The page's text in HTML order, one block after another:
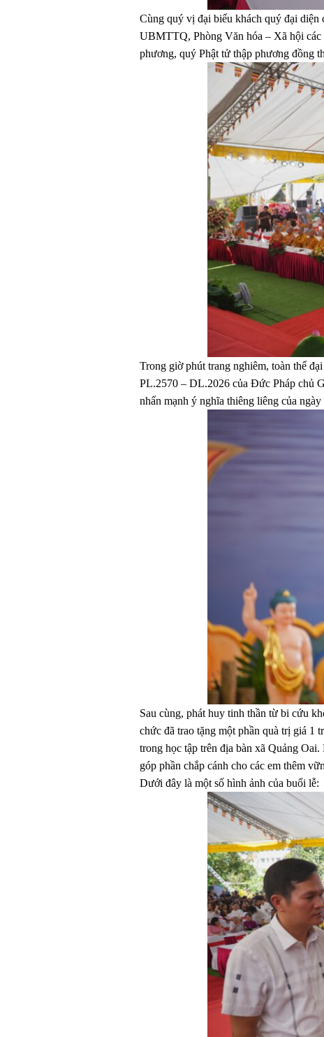
Cùng quý vị đại biểu khách quý đại
UBMTTQ, Phòng Văn hóa – Xã hội
phương, quý Phật tử thập phương đồng
Trong giờ phút trang nghiêm, toàn thể
PL.2570 – DL.2026 của Đức Pháp chủ
nhấn mạnh ý nghĩa thiêng liêng của
Sau cùng, phát huy tinh thần từ bi cứu
chức đã trao tặng một phần quà trị giá 1
trong học tập trên địa bàn xã Quảng
góp phần chắp cánh cho các em thêm
Dưới đây là một số hình ảnh của buổi lễ: